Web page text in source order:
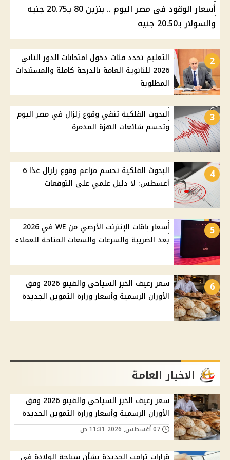
أسعار الوقود في مصر اليوم .. بنزين 80 بـ20.75 جنيه
والسولار بـ20.50 جنيه
2
التعليم تحدد فئات دخول امتحانات الدور الثاني
2026 للثانوية العامة بالدرجة كاملة والمستندات
المطلوبة
3
البحوث الفلكية تنفي وقوع زلزال في مصر اليوم
وتحسم شائعات الهزة المدمرة
4
البحوث الفلكية تحسم مزاعم وقوع زلزال غدًا 6
أغسطس: لا دليل علمي على التوقعات
5
أسعار باقات الإنترنت الأرضي من WE في 2026
بعد الضريبة والسرعات والسعات المتاحة للعملاء
6
سعر رغيف الخبز السياحي والفينو 2026 وفق
الأوزان الرسمية وأسعار وزارة التموين الجديدة
الاخبار العامة
سعر رغيف الخبز السياحي والفينو 2026 وفق
الأوزان الرسمية وأسعار وزارة التموين الجديدة
قرارات ترامب الجديدة بشأن سياحة الولادة في